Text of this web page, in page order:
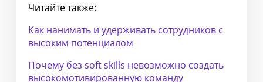
Читайте также:
Как нанимать и удерживать сотрудников с
высоким потенциалом
Почему без soft skills невозможно создать
высокомотивированную команду